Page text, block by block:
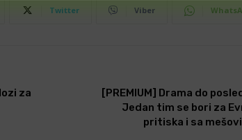
Twitter Viber
za
[PREMIUM] Drama do
Jedan tim se bori za
pritiska i sa